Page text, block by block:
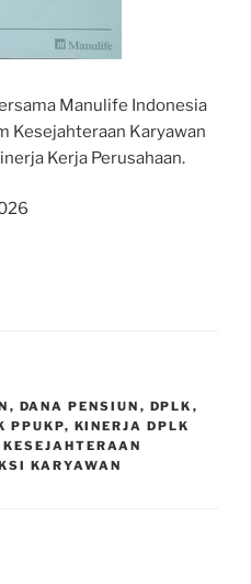
Manulife Indonesia
Kesejahteraan Karyawan
Kerja Perusahaan.
, DANA PENSIUN , DPLK ,
PPUKP, KINERJA DPLK
KARYAWAN